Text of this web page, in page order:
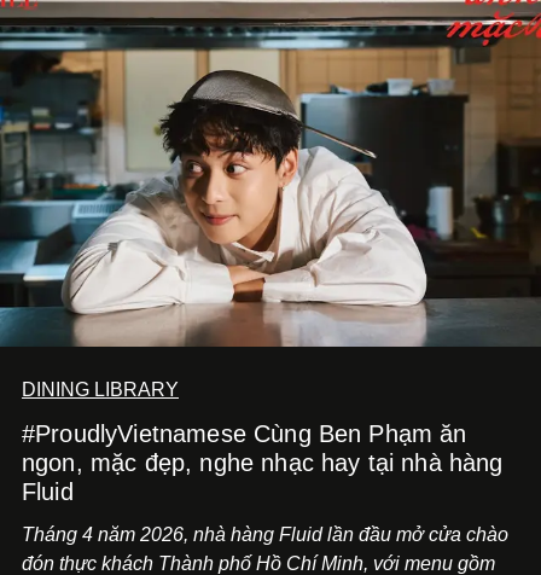
DINING LIBRARY
#ProudlyVietnamese Cùng Ben Phạm ăn
ngon, mặc đẹp, nghe nhạc hay tại nhà hàng
Fluid
Tháng 4 năm 2026, nhà hàng Fluid lần đầu mở cửa chào
đón thực khách Thành phố Hồ Chí Minh, với menu gồm